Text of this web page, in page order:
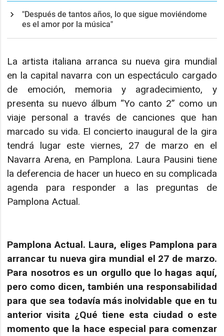
"Después de tantos años, lo que sigue moviéndome
es el amor por la música"
La artista italiana arranca su nueva gira mundial
en la capital navarra con un espectáculo cargado
de emoción, memoria y agradecimiento, y
presenta su nuevo álbum “Yo canto 2” como un
viaje personal a través de canciones que han
marcado su vida. El concierto inaugural de la gira
tendrá lugar este viernes, 27 de marzo en el
Navarra Arena, en Pamplona. Laura Pausini tiene
la deferencia de hacer un hueco en su complicada
agenda para responder a las preguntas de
Pamplona Actual.
Pamplona Actual. Laura, eliges Pamplona para
arrancar tu nueva gira mundial el 27 de marzo.
Para nosotros es un orgullo que lo hagas aquí,
pero como dicen, también una responsabilidad
para que sea todavía más inolvidable que en tu
anterior visita ¿Qué tiene esta ciudad o este
momento que la hace especial para comenzar